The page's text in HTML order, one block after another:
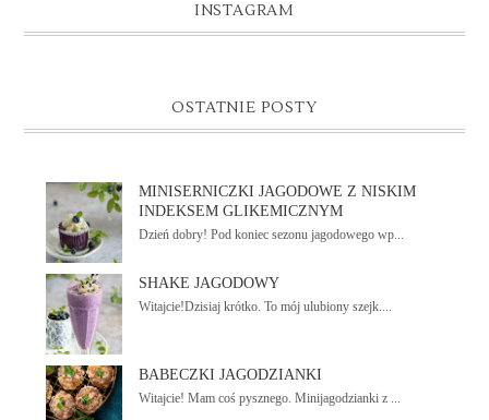
INSTAGRAM
OSTATNIE POSTY
MINISERNICZKI JAGODOWE Z NISKIM
INDEKSEM GLIKEMICZNYM
Dzień dobry! Pod koniec sezonu jagodowego wp...
SHAKE JAGODOWY
Witajcie!Dzisiaj krótko. To mój ulubiony szejk....
BABECZKI JAGODZIANKI
Witajcie! Mam coś pysznego. Minijagodzianki z ...